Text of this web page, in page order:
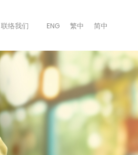
联络我们 ENG 繁中 简中